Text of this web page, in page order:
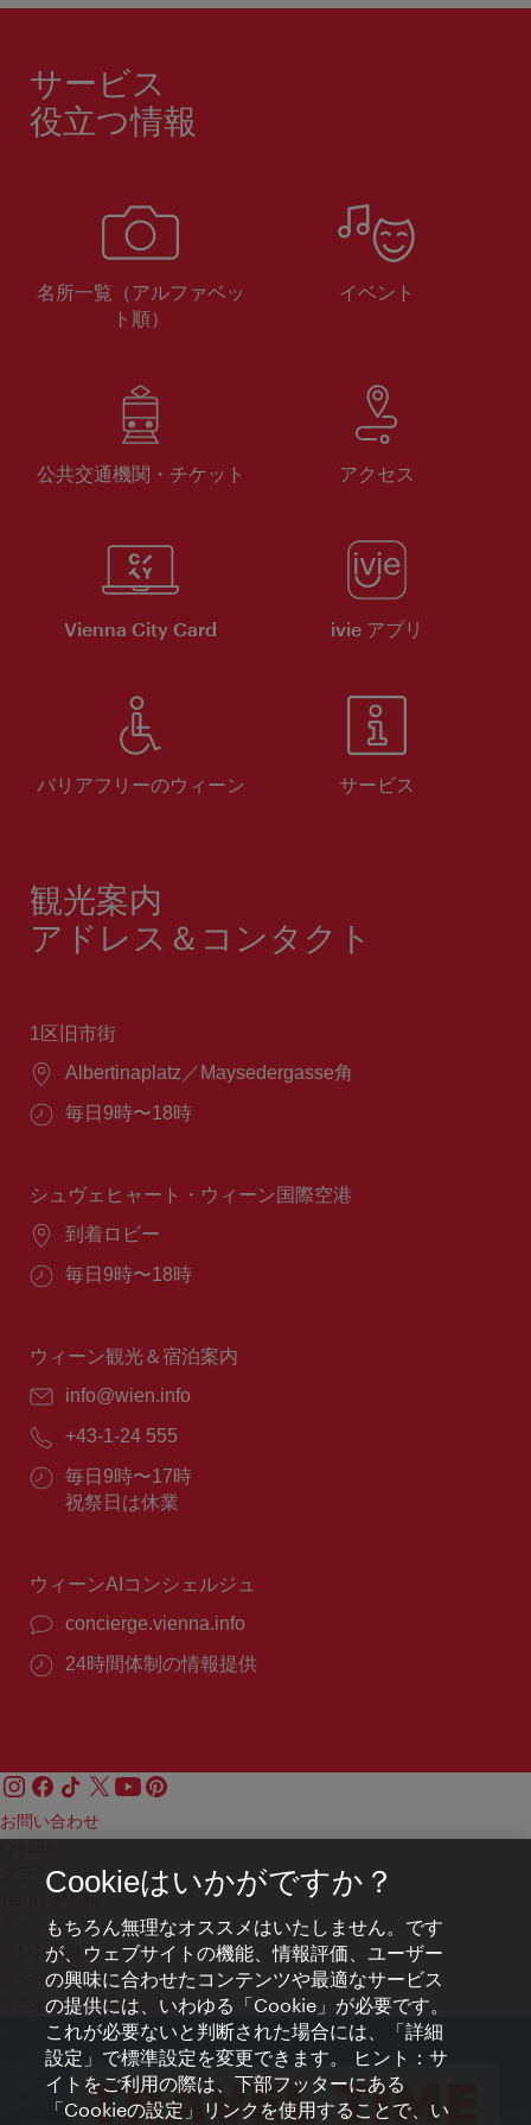
サービス
役立つ情報
名所一覧（アルファベッ
ト順）
イベント
公共交通機関・チケット アクセス
Vienna City Card ivie アプリ
バリアフリーのウィーン サービス
観光案内
アドレス＆コンタクト
1区旧市街
場
Albertinaplatz／Maysedergasse角
営
間：
毎日9時〜18時
シュヴェヒャート・ウィーン国際空港
場
到着ロビー
営
間：
毎日9時〜18時
ウィーン観光＆宿泊案内
E
ー
ル：
info@wien.info
電
番
号：
+43-1-24 555
営
業
毎日9時〜17時
祝祭日は休業
ウィーンAIコンシェルジュ
concierge.vienna.info
24時間体制の情報提供
お問い合わせ
プライバシーポリシー
アクセシビリティ
プレス連絡先
クッキーの設定
© Copyright WienTourismus
Cookieはいかがですか？
もちろん無理なオススメはいたしません。です
が、ウェブサイトの機能、情報評価、ユーザー
の興味に合わせたコンテンツや最適なサービス
の提供には、いわゆる「Cookie」が必要です。
これが必要ないと判断された場合には、「詳細
設定」で標準設定を変更できます。 ヒント：サ
イトをご利用の際は、下部フッターにある
「Cookieの設定」リンクを使用することで、い